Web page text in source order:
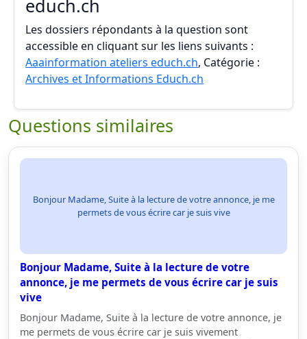
educh.ch
Les dossiers répondants à la question sont
accessible en cliquant sur les liens suivants :
Aaainformation ateliers educh.ch, Catégorie :
Archives et Informations Educh.ch
Questions similaires
Bonjour Madame, Suite à la lecture de votre annonce, je me
permets de vous écrire car je suis vive
Bonjour Madame, Suite à la lecture de votre
annonce, je me permets de vous écrire car je suis
vive
Bonjour Madame, Suite à la lecture de votre annonce, je
me permets de vous écrire car je suis vivement